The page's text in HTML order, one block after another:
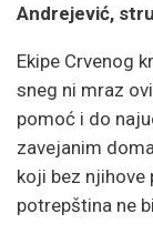
Andrejević,
Ekipe Crvenog
sneg ni mraz
pomoć i do
zavejanim
koji bez njihove
potrepština ne